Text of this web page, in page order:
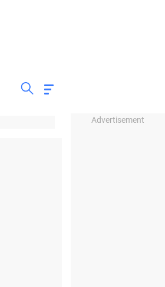
Advertisement